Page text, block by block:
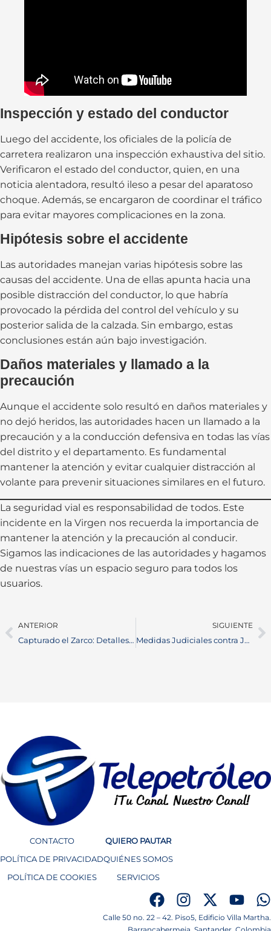
Inspección y estado del conductor
Luego del accidente, los oficiales de la policía de
carretera realizaron una inspección exhaustiva del sitio.
Verificaron el estado del conductor, quien, en una
noticia alentadora, resultó ileso a pesar del aparatoso
choque. Además, se encargaron de coordinar el tráfico
para evitar mayores complicaciones en la zona.
Hipótesis sobre el accidente
Las autoridades manejan varias hipótesis sobre las
causas del accidente. Una de ellas apunta hacia una
posible distracción del conductor, lo que habría
provocado la pérdida del control del vehículo y su
posterior salida de la calzada. Sin embargo, estas
conclusiones están aún bajo investigación.
Daños materiales y llamado a la
precaución
Aunque el accidente solo resultó en daños materiales y
no dejó heridos, las autoridades hacen un llamado a la
precaución y a la conducción defensiva en todas las vías
del distrito y el departamento. Es fundamental
mantener la atención y evitar cualquier distracción al
volante para prevenir situaciones similares en el futuro.
La seguridad vial es responsabilidad de todos. Este
incidente en la Virgen nos recuerda la importancia de
mantener la atención y la precaución al conducir.
Sigamos las indicaciones de las autoridades y hagamos
de nuestras vías un espacio seguro para todos los
usuarios.
ANTERIOR
Capturado el Zarco: Detalles sobre su detención y acusaciones
SIGUIENTE
Medidas Judiciales contra Jesús Ariza: Prohibido Contacto y Tratamiento Psicológico
CONTACTO
POLÍTICA DE PRIVACIDAD
POLÍTICA DE COOKIES
QUIERO PAUTAR
QUIÉNES SOMOS
SERVICIOS
Calle 50 no. 22 – 42. Piso5, Edificio Villa Martha.